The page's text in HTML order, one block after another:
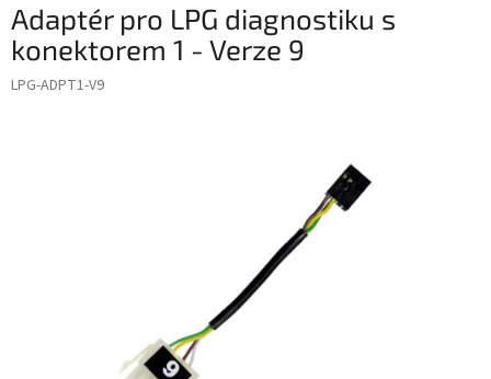
Adaptér pro LPG diagnostiku s
konektorem 1 - Verze 9
LPG-ADPT1-V9